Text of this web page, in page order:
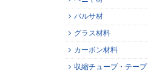
バルサ材
グラス材料
カーボン材料
収縮チューブ・テープ